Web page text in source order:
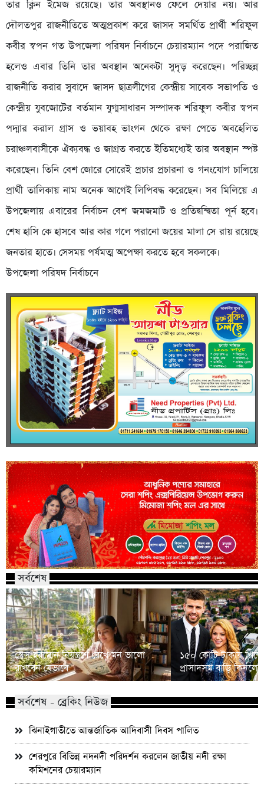
তার ক্লিন ইমেজ রয়েছে। তার অবস্থানও ফেলে দেয়ার নয়। আর
দৌলতপুর রাজনীতিতে অত্মপ্রকাশ করে জাসদ সমর্থিত প্রার্থী শরিফুল
কবীর স্বপন গত উপজেলা পরিষদ নির্বাচনে চেয়ারম্যান পদে পরাজিত
হলেও এবার তিনি তার অবস্থান অনেকটা সুদৃড় করেছেন। পরিচ্ছন্ন
রাজনীতি করার সুবাদে জাসদ ছাত্রলীগের কেন্দ্রীয় সাবেক সভাপতি ও
কেন্দ্রীয় যুবজোটের বর্তমান যুগ্মসাধারন সম্পাদক শরিফুল কবীর স্বপন
পদ্মার করাল গ্রাস ও ভয়াবহ ভাংগন থেকে রক্ষা পেতে অবহেলিত
চরাঞ্চলবাসীকে ঐক্যবদ্ধ ও জাগ্রত করতে ইতিমধ্যেই তার অবস্থান স্পষ্ট
করেছেন। তিনি বেশ জোরে সোরেই প্রচার প্রচারনা ও গনংযোগ চালিয়ে
প্রার্থী তালিকায় নাম অনেক আগেই লিপিবদ্ধ করেছেন। সব মিলিয়ে এ
উপজেলায় এবারের নির্বাচন বেশ জমজমাট ও প্রতিদ্বন্দ্বিতা পূর্ন হবে।
শেষ হাসি কে হাসবে আর কার গলে পরানো জয়ের মালা সে রায় রয়েছে
জনতার হাতে। সেসময় পর্যমত্ম অপেক্ষা করতে হবে সকলকে।
উপজেলা পরিষদ নির্বাচনে
সর্বশেষ
স্ট্রেস হরমোন নিয়ন্ত্রণে রেখে মন ভালো
রাখবেন যেভাবে
১৫০ কোটি টাকায়
প্রাসাদসম বাড়ি
সর্বশেষ - ব্রেকিং নিউজ
ঝিনাইগাতীতে আন্তর্জাতিক আদিবাসী দিবস পালিত
শেরপুরে বিভিন্ন নদনদী পরিদর্শন করলেন জাতীয় নদী রক্ষা
কমিশনের চেয়ারম্যান